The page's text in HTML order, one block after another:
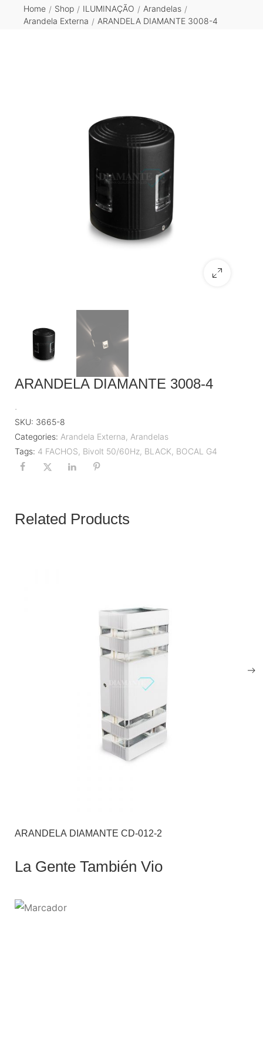
Home / Shop / ILUMINAÇÃO / Arandelas /
Arandela Externa / ARANDELA DIAMANTE 3008-4
ARANDELA DIAMANTE 3008-4
.
SKU: 3665-8
Categories: Arandela Externa, Arandelas
Tags: 4 FACHOS, Bivolt 50/60Hz, BLACK, BOCAL G4
Related Products
ARANDELA DIAMANTE CD-012-2
La Gente También Vio